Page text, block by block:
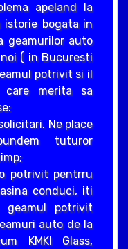
apeland la
istorie bogata in
geamurilor auto
( in Bucuresti
potrivit si il
care merita sa
Ne place
tuturor
potrivit pentrru
conduci, iti
potrivit
auto de la
KMKI Glass,